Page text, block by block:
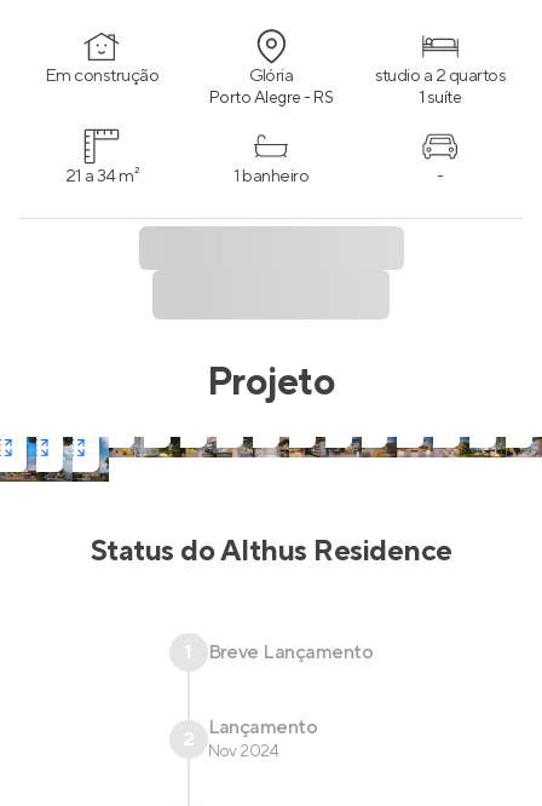
Em construção Glória
Porto Alegre - RS
studio a 2 quartos
1 suíte
21 a 34 m² 1 banheiro -
Projeto
Status doAlthus Residence
1 Breve Lançamento
2 Lançamento
Nov 2024